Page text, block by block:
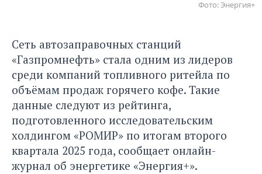
Фото: Энергия+
Сеть автозаправочных станций
«Газпромнефть» стала одним из лидеров
среди компаний топливного ритейла по
объёмам продаж горячего кофе. Такие
данные следуют из рейтинга,
подготовленного исследовательским
холдингом «РОМИР» по итогам второго
квартала 2025 года, сообщает онлайн-
журнал об энергетике «Энергия+».